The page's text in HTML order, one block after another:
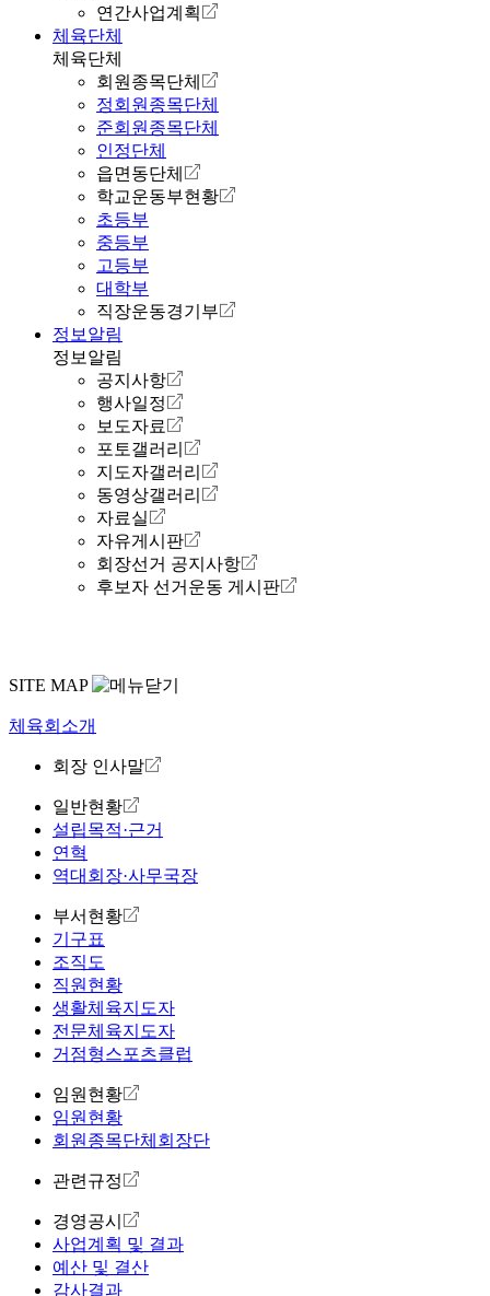
연간사업계획
체육단체
체육단체
회원종목단체
정회원종목단체
준회원종목단체
인정단체
읍면동단체
학교운동부현황
초등부
중등부
고등부
대학부
직장운동경기부
정보알림
정보알림
공지사항
행사일정
보도자료
포토갤러리
지도자갤러리
동영상갤러리
자료실
자유게시판
회장선거 공지사항
후보자 선거운동 게시판
SITE MAP
체육회소개
회장 인사말
일반현황
설립목적·근거
연혁
역대회장·사무국장
부서현황
기구표
조직도
직원현황
생활체육지도자
전문체육지도자
거점형스포츠클럽
임원현황
임원현황
회원종목단체회장단
관련규정
경영공시
사업계획 및 결과
예산 및 결산
감사결과